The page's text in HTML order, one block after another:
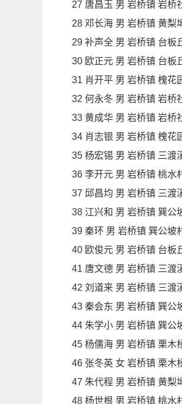
27 唐昌玉 男 岩桥镇 岩桥
28 邓长海 男 岩桥镇 黄梨
29 补声全 男 岩桥镇 台板
30 欧正元 男 岩桥镇 台板
31 肖开平 男 岩桥镇 槐花
32 何永冬 男 岩桥镇 岩桥
33 黄成华 男 岩桥镇 岩桥
34 肖志银 男 岩桥镇 槐花
35 杨宏锡 男 岩桥镇 三渡
36 李开元 男 岩桥镇 桃水
37 邱昌均 男 岩桥镇 三渡
38 江兴和 男 岩桥镇 巽公
39 秦环 男 岩桥镇 巽公坡
40 欧俊元 男 岩桥镇 台板
41 唐文德 男 岩桥镇 三渡
42 刘道来 男 岩桥镇 三渡
43 秦会东 男 岩桥镇 巽公
44 朱学小 男 岩桥镇 巽公
45 杨儒海 男 岩桥镇 栗木
46 张冬英 女 岩桥镇 栗木
47 朱代程 男 岩桥镇 黄梨
48 杨世根 男 岩桥镇 桃水